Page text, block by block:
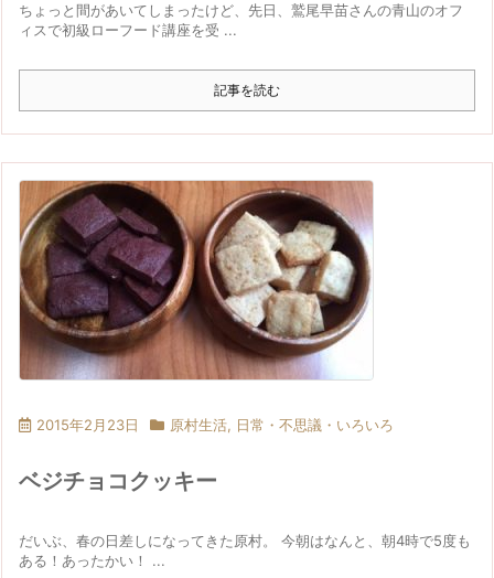
ちょっと間があいてしまったけど、先日、鷲尾早苗さんの青山のオフ
ィスで初級ローフード講座を受 ...
記事を読む
2015年2月23日 原村生活, 日常・不思議・いろいろ
ベジチョコクッキー
だいぶ、春の日差しになってきた原村。 今朝はなんと、朝4時で5度も
ある！あったかい！ ...